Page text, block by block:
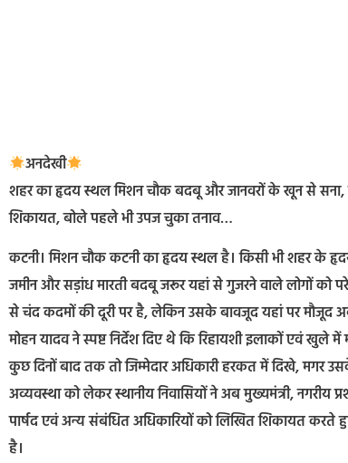
अनदेखी
शहर का हृदय स्थल मिशन चौक बदबू और जानवरों के खून से सना,
शिकायत, बोले पहले भी उपज चुका तनाव…
कटनी। मिशन चौक कटनी का हृदय स्थल है। किसी भी शहर के
जमीन और सड़ांध मारती बदबू जरूर यहां से गुजरने वाले लोगों को
से चंद कदमों की दूरी पर है, लेकिन उसके बावजूद यहां पर मौजूद
मोहन यादव ने स्पष्ट निर्देश दिए थे कि रिहायशी इलाकों एवं खुले
कुछ दिनों बाद तक तो जिम्मेदार अधिकारी हरकत में दिखे, मगर
अव्यवस्था को लेकर स्थानीय निवासियों ने अब मुख्यमंत्री, नगरीय
पार्षद एवं अन्य संबंधित अधिकारियों को लिखित शिकायत करते
है।